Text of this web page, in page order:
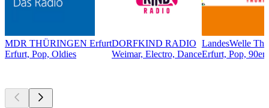
MDR THÜRINGEN Erfurt
Erfurt, Pop, Oldies
DORFKIND RADIO
Weimar, Electro, Dance
LandesWelle
Erfurt, Pop, 90er,